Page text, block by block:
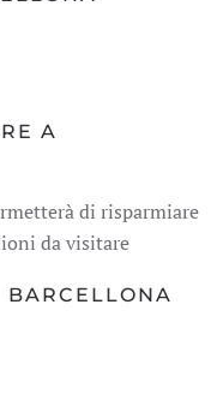
A
di risparmiare
da visitare